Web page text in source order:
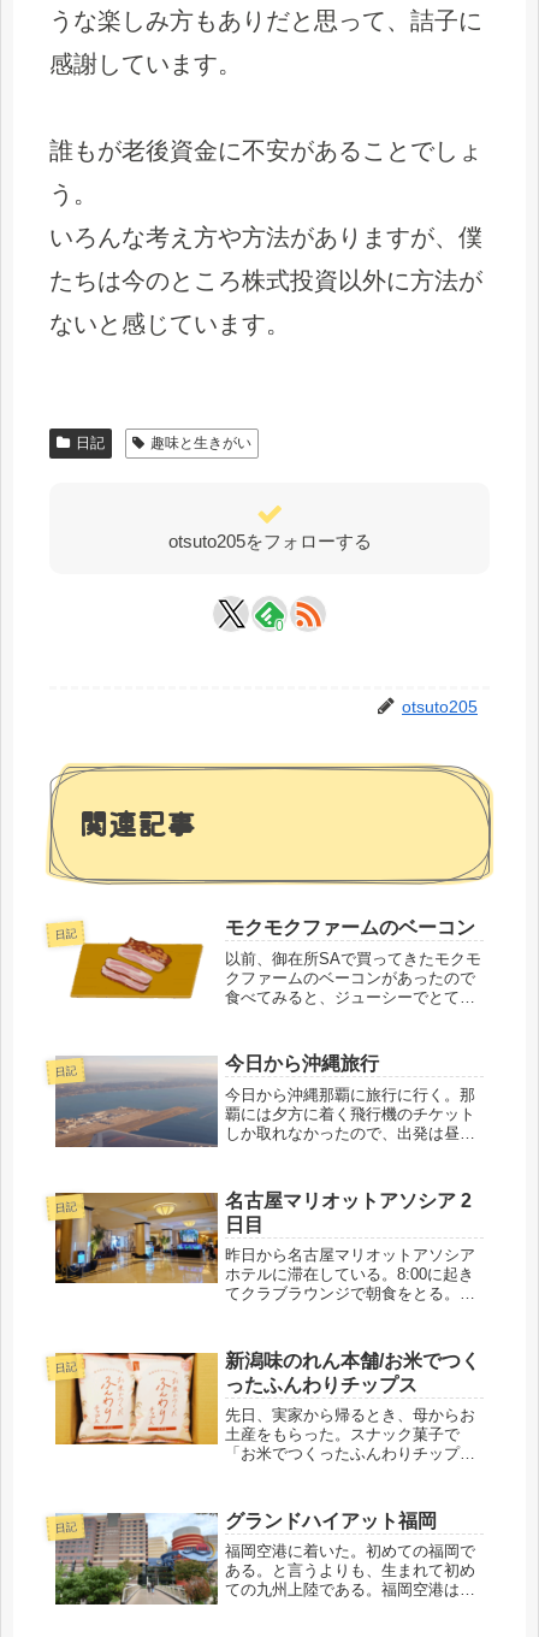
うな楽しみ方もありだと思って、詰子に
感謝しています。
誰もが老後資金に不安があることでしょ
う。
いろんな考え方や方法がありますが、僕
たちは今のところ株式投資以外に方法が
ないと感じています。
日記 趣味と生きがい
otsuto205をフォローする
0
otsuto205
関連記事
日記 モクモクファームのベーコン
以前、御在所SAで買ってきたモクモ
クファームのベーコンがあったので
食べてみると、ジューシーでとても
ある。妻の詰子に言う。「たしか、
名古屋駅にモクモクファームのレス
トランがあった...
日記 今日から沖縄旅行
今日から沖縄那覇に旅行に行く。那
覇には夕方に着く飛行機のチケット
しか取れなかったので、出発は昼過
け？」「ん！？ 18:00でしょ」「え
っ？ オツトくん、17:00って言っ
て...
日記
名古屋マリオットアソシア 2
日目
昨日から名古屋マリオットアソシア
ホテルに滞在している。8:00に起き
てクラブラウンジで朝食をとる。こ
ない。朝食にビールを飲むことは年
に数える程しかないので、何か特別
なものを感じ...
日記
新潟味のれん本舗/お米でつく
ったふんわりチップス
先日、実家から帰るとき、母からお
土産をもらった。スナック菓子で
「お米でつくったふんわりチップス
けて食べはじめた。食べるとサクサ
クの食感で、口の中に入れた途端、
溶けてなくなる。と...
日記 グランドハイアット福岡
福岡空港に着いた。初めての福岡で
ある。と言うよりも、生まれて初め
ての九州上陸である。福岡空港は市